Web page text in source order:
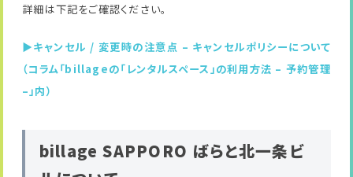
詳細は下記をご確認ください。
▶キャンセル / 変更時の注意点 – キャンセルポリシーについて
（コラム「billageの「レンタルスペース」の利用方法 – 予約管理
–」内）
billage SAPPORO ばらと北一条ビ